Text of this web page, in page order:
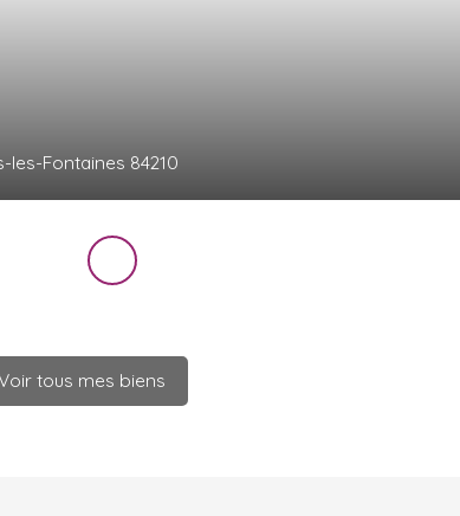
les-Fontaines 84210
tous mes biens